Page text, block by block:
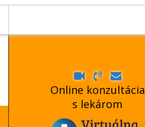
Online konzultácia
s lekárom